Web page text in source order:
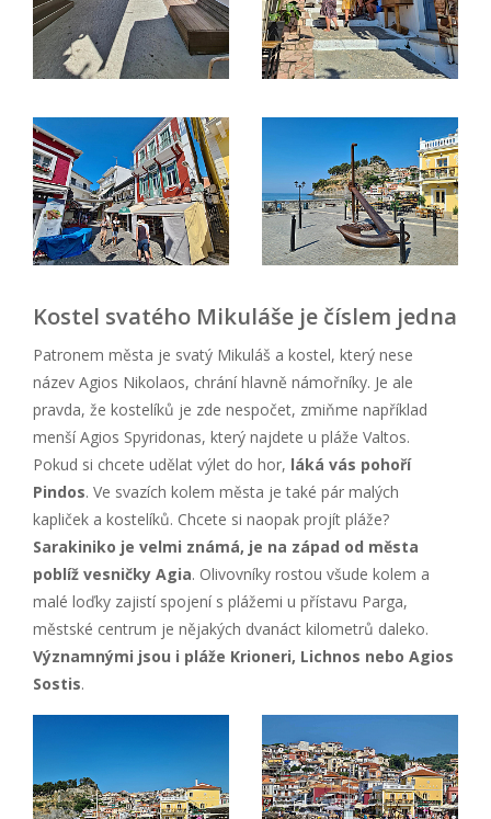
Kostel svatého Mikuláše je číslem jedna
Patronem města je svatý Mikuláš a kostel, který nese
název Agios Nikolaos, chrání hlavně námořníky. Je ale
pravda, že kostelíků je zde nespočet, zmiňme například
menší Agios Spyridonas, který najdete u pláže Valtos.
Pokud si chcete udělat výlet do hor, láká vás pohoří
Pindos. Ve svazích kolem města je také pár malých
kapliček a kostelíků. Chcete si naopak projít pláže?
Sarakiniko je velmi známá, je na západ od města
poblíž vesničky Agia. Olivovníky rostou všude kolem a
malé loďky zajistí spojení s plážemi u přístavu Parga,
městské centrum je nějakých dvanáct kilometrů daleko.
Významnými jsou i pláže Krioneri, Lichnos nebo Agios
Sostis.